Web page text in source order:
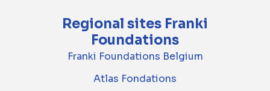
Regional sites Franki
Foundations
Franki Foundations Belgium
Atlas Fondations